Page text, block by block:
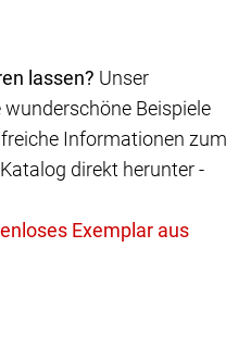
lassen? Unser
Beispiele
Informationen zum
direkt herunter -